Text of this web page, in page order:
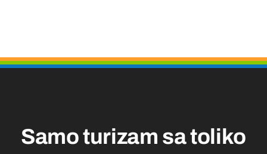
Samo turizam sa toliko